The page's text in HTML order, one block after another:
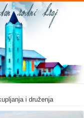
i druženja